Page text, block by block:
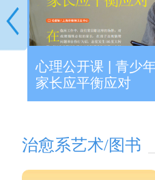
心理公开课 | 青少
家长应平衡应对
治愈系艺术/图书